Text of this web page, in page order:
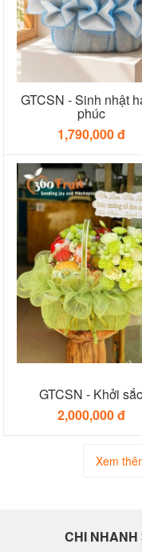
GTCSN - Sinh nhật
phúc
1,790,000 đ
GTCSN - Khởi sắc
2,000,000 đ
Xem
CHI NHANH